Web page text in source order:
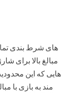
مبالغ بالا برای